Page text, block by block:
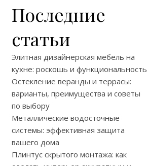
Последние
статьи
Элитная дизайнерская мебель на
кухне: роскошь и функциональность
Остекление веранды и террасы:
варианты, преимущества и советы
по выбору
Металлические водосточные
системы: эффективная защита
вашего дома
Плинтус скрытого монтажа: как